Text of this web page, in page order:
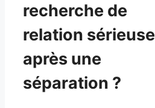
recherche de
relation sérieuse
après une
séparation ?